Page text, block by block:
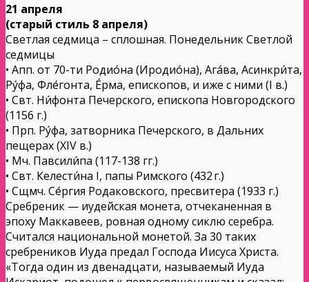
21 апреля
(старый стиль 8 апреля)
Светлая седмица – сплошная. Понедельник Светлой
седмицы
• Апп. от 70-ти Родио́на (Иродио́на), Ага́ва, Асинкри́та,
Ру́фа, Фле́гонта, Е́рма, епископов, и иже с ними (I в.)
• Свт. Ни́фонта Печерского, епископа Новгородского
(1156 г.)
• Прп. Ру́фа, затворника Печерского, в Дальних
пещерах (XIV в.)
• Мч. Павсили́па (117-138 гг.)
• Свт. Келести́на I, папы Римского (432 г.)
• Сщмч. Се́ргия Родаковского, пресвитера (1933 г.)
Сребреник — иудейская монета, отчеканенная в
эпоху Маккавеев, ровная одному сиклю серебра.
Считался национальной монетой. За 30 таких
сребреников Иуда предал Господа Иисуса Христа.
«Тогда один из двенадцати, называемый Иуда